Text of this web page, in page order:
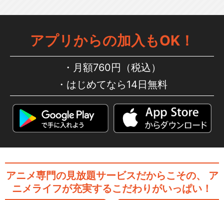
「PERSONA5 the Stage #
2」
「PERSONA5 the Stage #
3」
「PERSONA5 the Stage #4
…
アプリからの加入もOK！
月額760円（税込）
はじめてなら14日無料
アニメ専門の見放題サービスだからこその、
ア
ニメライフが充実するこだわりがいっぱい！